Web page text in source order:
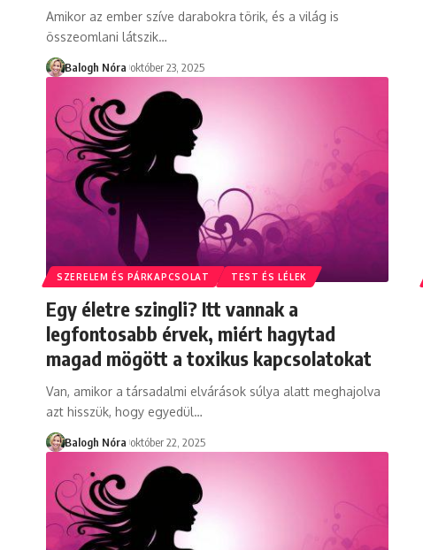
Amikor az ember szíve darabokra törik, és a világ is
összeomlani látszik…
Balogh Nóra október 23, 2025
SZERELEM ÉS PÁRKAPCSOLAT TEST ÉS LÉLEK
Egy életre szingli? Itt vannak a
legfontosabb érvek, miért hagytad
magad mögött a toxikus kapcsolatokat
Van, amikor a társadalmi elvárások súlya alatt meghajolva
azt hisszük, hogy egyedül…
Balogh Nóra október 22, 2025